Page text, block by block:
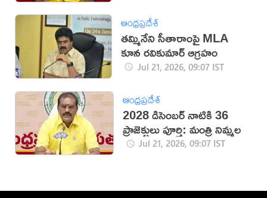
ఆంధ్రప్రదేశ్
తమ్మినేని సీతారాంపై MLA
కూన రవికుమార్‌ ఆగ్రహం
Jul 21, 2026, 09:07 IST
ఆంధ్రప్రదేశ్
2028 డిసెంబర్ నాటికి 36
ప్రాజెక్టులు పూర్తి: మంత్రి నిమ్మల
Jul 21, 2026, 09:07 IST